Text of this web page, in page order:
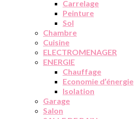
Carrelage
Peinture
Sol
Chambre
Cuisine
ELECTROMENAGER
ENERGIE
Chauffage
Economie d’énergie
Isolation
Garage
Salon